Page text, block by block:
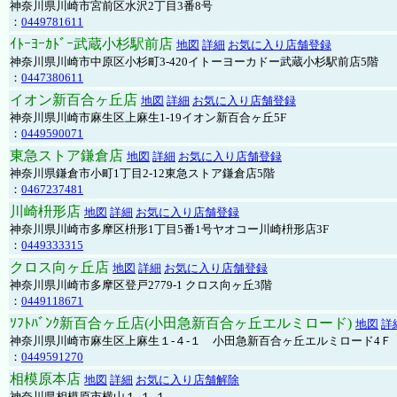
神奈川県川崎市宮前区水沢2丁目3番8号
： 0449781611
ｲﾄｰﾖｰｶﾄﾞｰ武蔵小杉駅前店 地図 詳細 お気に入り店舗登録
神奈川県川崎市中原区小杉町3-420イトーヨーカドー武蔵小杉駅前店5階
： 0447380611
イオン新百合ヶ丘店 地図 詳細 お気に入り店舗登録
神奈川県川崎市麻生区上麻生1-19イオン新百合ヶ丘5F
： 0449590071
東急ストア鎌倉店 地図 詳細 お気に入り店舗登録
神奈川県鎌倉市小町1丁目2-12東急ストア鎌倉店5階
： 0467237481
川崎枡形店 地図 詳細 お気に入り店舗登録
神奈川県川崎市多摩区枡形1丁目5番1号ヤオコー川崎枡形店3F
： 0449333315
クロス向ヶ丘店 地図 詳細 お気に入り店舗登録
神奈川県川崎市多摩区登戸2779-1 クロス向ヶ丘3階
： 0449118671
ｿﾌﾄﾊﾞﾝｸ新百合ヶ丘店(小田急新百合ヶ丘エルミロード) 地図 詳
神奈川県川崎市麻生区上麻生１-４-１ 小田急新百合ヶ丘エルミロード4Ｆ
： 0449591270
相模原本店 地図 詳細 お気に入り店舗解除